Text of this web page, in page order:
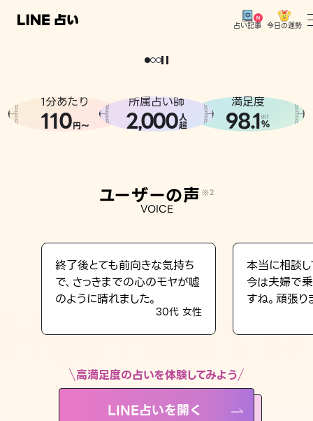
占い記事 今日の運勢
相談事例
LINE占いを開く
※LINEアプリ内のサービスページへ遷移します
どうせなら
。
1分あたり
110円〜
所属占い師
2,000人
超
満足度
98.1※1
%
ユーザーの声 ※2
VOICE
終了後とても前向きな気持ち
で、さっきまでの心のモヤが嘘
のように晴れました。
30代 女性
本当に相談し
今は夫婦で
すね。頑張り
高満足度の占いを体験してみよう
LINE占いを開く